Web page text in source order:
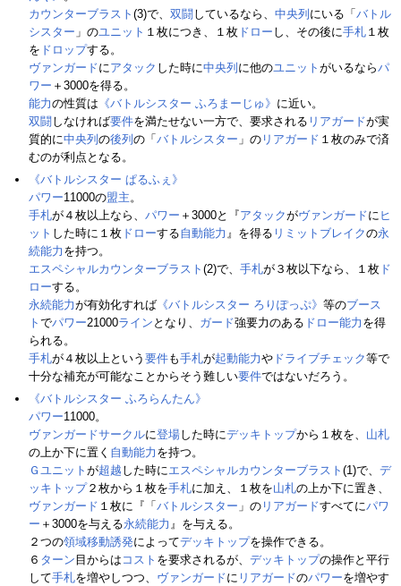
カウンターブラスト (3)で、 双闘 しているなら、 中央列 にいる「 バトル
シスター 」のユニット １枚につき、１枚 ドロー し、その後に手札 １枚
を ドロップする。
ヴァンガードにアタック した時に中央列 に他のユニット がいるならパ
ワー ＋3000を得る。
能力の性質は 《バトルシスター ふろまーじゅ》 に近い。
双闘 しなければ要件を満たせない一方で、要求される リアガードが実
質的に中央列 の後列 の「 バトルシスター 」の リアガード １枚のみで済
むのが利点となる。
《バトルシスター ぱるふぇ》
パワー11000の盟主。
手札が４枚以上なら、 パワー ＋3000と『アタックがヴァンガードに ヒ
ット した時に１枚 ドローする自動能力 』を得る リミットブレイクの永
続能力 を持つ。
エスペシャルカウンターブラスト (2)で、 手札が３枚以下なら、１枚 ド
ローする。
永続能力が有効化すれば 《バトルシスター ろりぽっぷ》 等のブース
ト でパワー21000ライン となり、 ガード強要力のある ドロー能力 を得
られる。
手札が４枚以上という 要件も手札が起動能力や ドライブチェック等で
十分な補充が可能なことからそう難しい要件ではないだろう。
《バトルシスター ふろらんたん》
パワー11000。
ヴァンガードサークルに登場した時にデッキトップから１枚を、 山札
の上か下に置く 自動能力 を持つ。
Ｇユニット が超越 した時にエスペシャルカウンターブラスト (1)で、 デ
ッキトップ２枚から１枚を手札に加え、１枚を山札の上か下に置き、
ヴァンガード １枚に『「 バトルシスター 」の リアガードすべてにパワ
ー ＋3000を与える永続能力 』を与える。
２つの領域移動誘発によってデッキトップを操作できる。
６ ターン 目からは コスト を要求されるが、 デッキトップの操作と平行
して手札を増やしつつ、 ヴァンガードに リアガードのパワーを増やす